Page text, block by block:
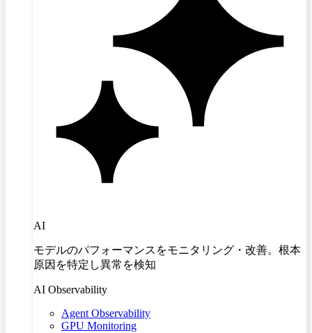
AI
モデルのパフォーマンスをモニタリング・改善。根本
原因を特定し異常を検知
AI Observability
Agent Observability
GPU Monitoring